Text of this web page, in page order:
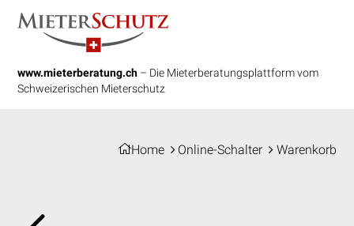
Navigieren beim
Schnellnavigation
www.mieterberatung.ch – Die Mieterberatungsplattform vom
Schweizerischen Mieterschutz
Home Online-Schalter Warenkorb